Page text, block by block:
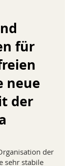
für
neue
der
der
sehr stabile